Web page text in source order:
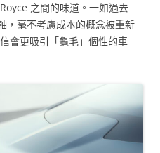
之間的味道。一如過去
，毫不考慮成本的概念被重新
會更吸引「龜毛」個性的車